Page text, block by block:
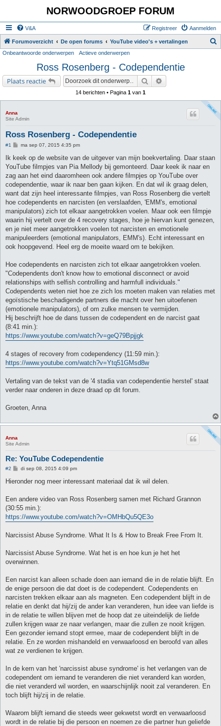
NORWOODGROEP FORUM
V&A Aanmelden
Registreer
Forumoverzicht De open forums YouTube video's + vertalingen
Onbeantwoorde onderwerpen Actieve onderwerpen
Ross Rosenberg - Codependentie
Plaats reactie Zoek
14 berichten • Pagina 1 van 1
Anna
Site Admin
Ross Rosenberg - Codependentie
#1
B
r
c
h
ma sep 07, 2015 4:35 pm
Ik keek op de website van de uitgever van mijn boekvertaling. Daar staan
YouTube filmpjes van Pia Mellody bij gemonteerd. Daar keek ik naar en
zag aan het eind daaromheen ook andere filmpjes op YouTube over
codependentie, waar ik naar ben gaan kijken. En dat wil ik graag delen,
want dat zijn heel interessante filmpjes, van Ross Rosenberg die vertelt
hoe codependents en narcisten (en verslaafden, 'EMM's, emotional
manipulators) zich tot elkaar aangetrokken voelen. Maar ook een filmpje
waarin hij vertelt over de 4 recovery stages, hoe je hiervan kunt genezen,
en je niet meer aangetrokken voelen tot narcisten en emotionele
manipuleerders (emotional manipulators, EMM's). Echt interessant en
ook hoopgevend. Heel erg de moeite waard om te bekijken.
Hoe codependents en narcisten zich tot elkaar aangetrokken voelen.
"Codependents don't know how to emotional disconnect or avoid
relationships with selfish controlling and harmfull individuals."
Codependents weten niet hoe ze zich los moeten maken van relaties met
egoïstische beschadigende partners die macht over hen uitoefenen
(emotionele manipulators), of om zulke mensen te vermijden.
Hij beschrijft hoe de dans tussen de codependent en de narcist gaat
(8:41 min.):
https://www.youtube.com/watch?v=geQ79Bpjjgk
4 stages of recovery from codependency (11:59 min.):
https://www.youtube.com/watch?v=Ytq51GMsd8w
Vertaling van de tekst van de '4 stadia van codependentie herstel' staat
verder naar onderen in deze draad op dit forum.
Groeten, Anna
Anna
Site Admin
Re: YouTube Codependentie
#2
B
r
h
di sep 08, 2015 4:09 pm
Hieronder nog meer interessant materiaal dat ik wil delen.
Een andere video van Ross Rosenberg samen met Richard Grannon
(30:55 min.):
https://www.youtube.com/watch?v=OMHbQu5QE3o
Narcissist Abuse Syndrome. What It Is & How to Break Free From It.
Narcissist Abuse Syndrome. Wat het is en hoe kun je het het
overwinnen.
Een narcist kan alleen schade doen aan iemand die in de relatie blijft. En
de enige persoon die dat doet is de codependent. Codependents en
narcisten trekken elkaar aan als magneten. Een codependent blijft in de
relatie en denkt dat hij/zij de ander kan veranderen, hun idee van liefde is
in de relatie te willen blijven met de hoop dat ze uiteindelijk de liefde
zullen krijgen waar ze naar verlangen, maar die zullen ze nooit krijgen.
Een gezonder iemand stopt ermee, maar de codependent blijft in de
relatie. En ze worden mishandeld en verwaarloosd en beroofd van alles
wat ze verdienen te krijgen.
In de kern van het 'narcissist abuse syndrome' is het verlangen van de
codependent om iemand te veranderen die niet veranderd kan worden,
die niet veranderd wil worden, en waarschijnlijk nooit zal veranderen. En
toch blijft hij/zij in de relatie.
Waarom blijft iemand die steeds weer gekwetst wordt en verwaarloosd
wordt in de relatie bij die persoon en noemen ze die partner hun geliefde